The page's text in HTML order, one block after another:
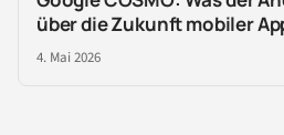
über die Zukunft mobiler
4. Mai 2026